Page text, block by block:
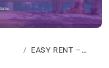
EASY RENT –